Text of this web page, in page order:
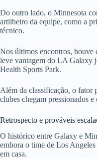
Do outro lado, o Minnesota
artilheiro da equipe, como a
técnico.
Nos últimos encontros, houve
leve vantagem do LA Galaxy
Health Sports Park.
Além da classificação, o fator
clubes chegam pressionados
Retrospecto e prováveis
O histórico entre Galaxy e
embora o time de Los
em casa.